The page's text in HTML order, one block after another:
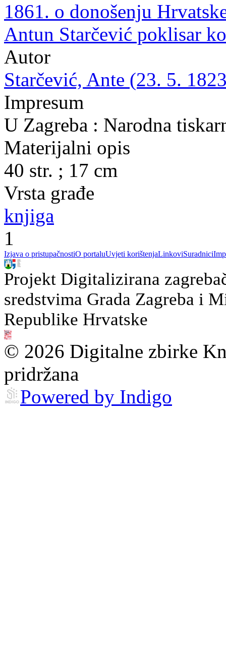
1861. o donošenju
Antun Starčević poklisar
Autor
Starčević, Ante (23. 5.
Impresum
U Zagreba : Narodna
Materijalni opis
40 str. ; 17 cm
Vrsta građe
knjiga
1
Izjava o pristupačnostiO portaluUvjeti korištenjaLinkoviSuradnici
Projekt Digitalizirana
sredstvima Grada Zagreba i
Republike Hrvatske
© 2026 Digitalne zbirke
pridržana
Powered by Indigo